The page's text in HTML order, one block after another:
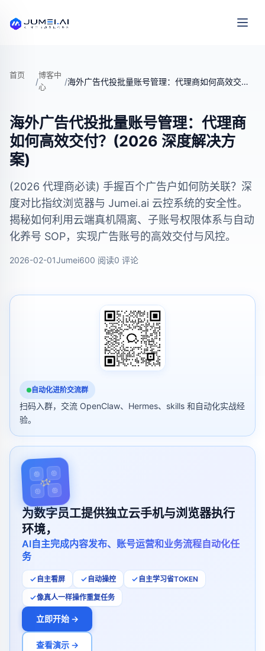
首页
/
博客中
心
/ 海外广告代投批量账号管理：代理商如何高效交付？(2026 深度解决方案)
海外广告代投批量账号管理：代理商
如何高效交付？(2026 深度解决方
案)
(2026 代理商必读) 手握百个广告户如何防关联？深
度对比指纹浏览器与 Jumei.ai 云控系统的安全性。
揭秘如何利用云端真机隔离、子账号权限体系与自动
化养号 SOP，实现广告账号的高效交付与风控。
2026-02-01Jumei600 阅读0 评论
自动化进阶交流群
扫码入群，交流 OpenClaw、Hermes、skills 和自动化实战经
验。
为数字员工提供独立云手机与浏览器执行
环境，
AI自主完成内容发布、账号运营和业务流程自动化任
务
自主看屏 自动操控 自主学习省TOKEN
像真人一样操作重复任务
立即开始 →
查看演示 →